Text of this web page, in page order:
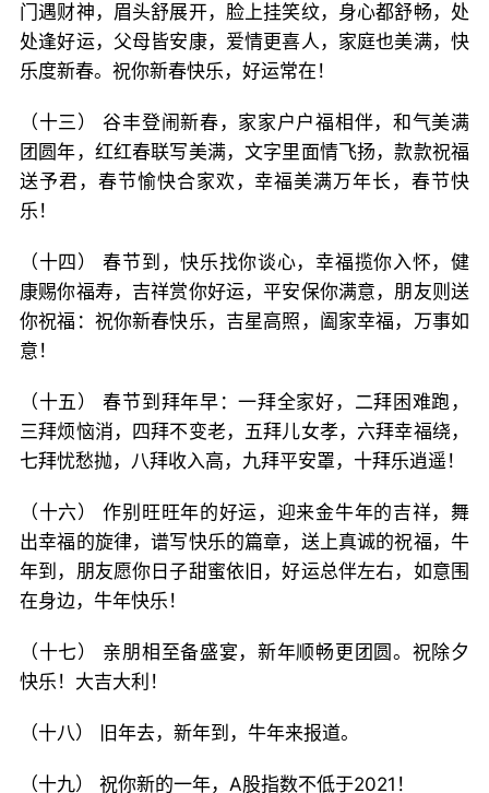
门遇财神，眉头舒展开，脸上挂笑纹，身心都舒畅，处
处逢好运，父母皆安康，爱情更喜人，家庭也美满，快
乐度新春。祝你新春快乐，好运常在！
（十三） 谷丰登闹新春，家家户户福相伴，和气美满
团圆年，红红春联写美满，文字里面情飞扬，款款祝福
送予君，春节愉快合家欢，幸福美满万年长，春节快
乐！
（十四） 春节到，快乐找你谈心，幸福揽你入怀，健
康赐你福寿，吉祥赏你好运，平安保你满意，朋友则送
你祝福：祝你新春快乐，吉星高照，阖家幸福，万事如
意！
（十五） 春节到拜年早：一拜全家好，二拜困难跑，
三拜烦恼消，四拜不变老，五拜儿女孝，六拜幸福绕，
七拜忧愁抛，八拜收入高，九拜平安罩，十拜乐逍遥！
（十六） 作别旺旺年的好运，迎来金牛年的吉祥，舞
出幸福的旋律，谱写快乐的篇章，送上真诚的祝福，牛
年到，朋友愿你日子甜蜜依旧，好运总伴左右，如意围
在身边，牛年快乐！
（十七） 亲朋相至备盛宴，新年顺畅更团圆。祝除夕
快乐！大吉大利！
（十八） 旧年去，新年到，牛年来报道。
（十九） 祝你新的一年，A股指数不低于2021！